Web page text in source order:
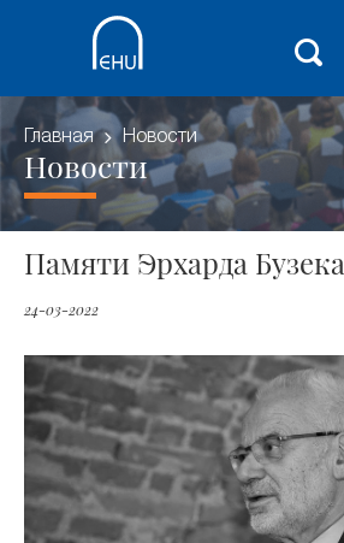
Главная Новости
Новости
Памяти Эрхарда Бузека
24-03-2022